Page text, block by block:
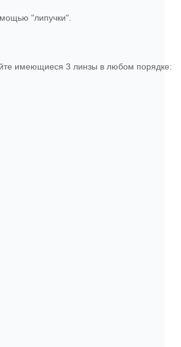
"липучки".
имеющиеся 3 линзы в любом порядке: